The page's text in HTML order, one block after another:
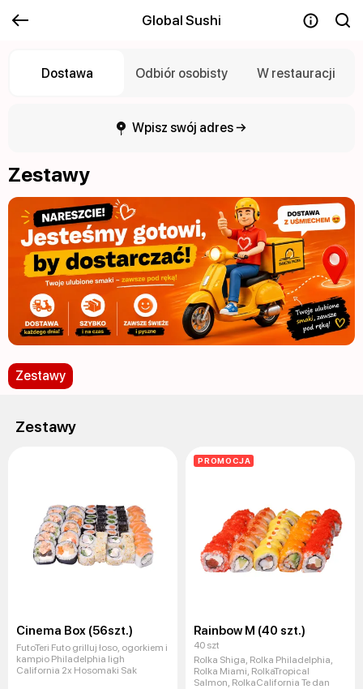
Global Sushi
Dostawa Odbiór osobisty W restauracji
Wpisz swój adres →
Zestawy
Zestawy
Zestawy
Cinema Box (56szt.)
FutoTeri Futo grilluj łoso, ogorkiem i
kampio Philadelphia ligh
California 2x Hosomaki Sak
PROMOCJA
Rainbow M (40 szt.)
40 szt
Rolka Shiga, Rolka Philadelphia,
Rolka Miami, RolkaTropical
Salmon, RolkaCalifornia Te dan